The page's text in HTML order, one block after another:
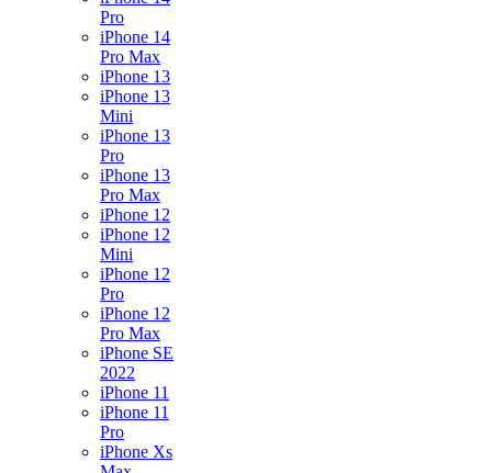
Pro
iPhone 14
Pro Max
iPhone 13
iPhone 13
Mini
iPhone 13
Pro
iPhone 13
Pro Max
iPhone 12
iPhone 12
Mini
iPhone 12
Pro
iPhone 12
Pro Max
iPhone SE
2022
iPhone 11
iPhone 11
Pro
iPhone Xs